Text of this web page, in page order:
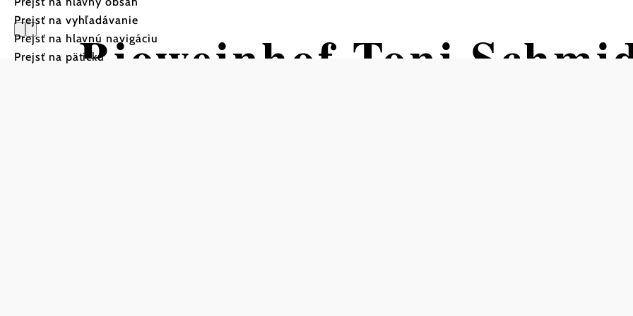
Prejsť na vyhľadávanie
Prejsť na hlavnú navigáciu
Prejsť na pätičkuBioweinhof Toni